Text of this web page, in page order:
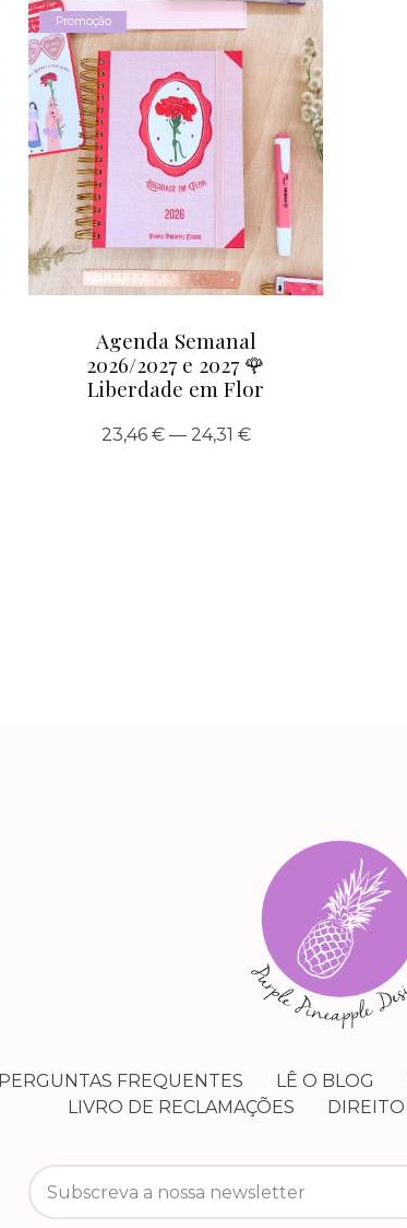
Promoção
Agenda Semanal
2026/2027 e 2027 🌹
Liberdade em Flor
23,46 € — 24,31 €
PERGUNTAS FREQUENTES LÊ O BLOG
LIVRO DE RECLAMAÇÕES